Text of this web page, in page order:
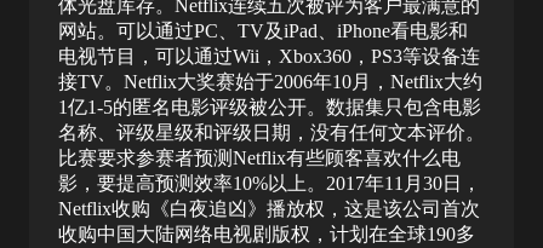
体光盘库存。Netflix连续五次被评为客户最满意的
网站。可以通过PC、TV及iPad、iPhone看电影和
电视节目，可以通过Wii，Xbox360，PS3等设备连
接TV。Netflix大奖赛始于2006年10月，Netflix大约
1亿1-5的匿名电影评级被公开。数据集只包含电影
名称、评级星级和评级日期，没有任何文本评价。
比赛要求参赛者预测Netflix有些顾客喜欢什么电
影，要提高预测效率10%以上。2017年11月30日，
Netflix收购《白夜追凶》播放权，这是该公司首次
收购中国大陆网络电视剧版权，计划在全球190多